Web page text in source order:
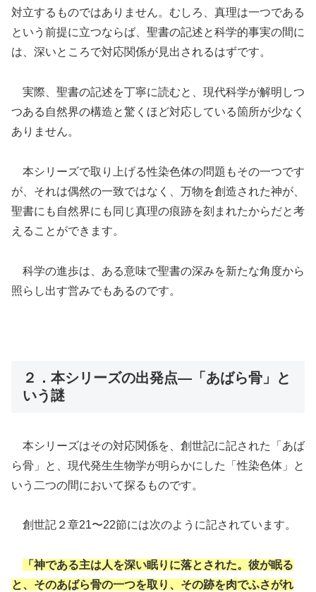
対立するものではありません。むしろ、真理は一つである
という前提に立つならば、聖書の記述と科学的事実の間に
は、深いところで対応関係が見出されるはずです。
実際、聖書の記述を丁寧に読むと、現代科学が解明しつ
つある自然界の構造と驚くほど対応している箇所が少なく
ありません。
本シリーズで取り上げる性染色体の問題もその一つです
が、それは偶然の一致ではなく、万物を創造された神が、
聖書にも自然界にも同じ真理の痕跡を刻まれたからだと考
えることができます。
科学の進歩は、ある意味で聖書の深みを新たな角度から
照らし出す営みでもあるのです。
２．本シリーズの出発点―「あばら骨」と
いう謎
本シリーズはその対応関係を、創世記に記された「あば
ら骨」と、現代発生生物学が明らかにした「性染色体」と
いう二つの間において探るものです。
創世記２章21〜22節には次のように記されています。
「神である主は人を深い眠りに落とされた。彼が眠る
と、そのあばら骨の一つを取り、その跡を肉でふさがれ